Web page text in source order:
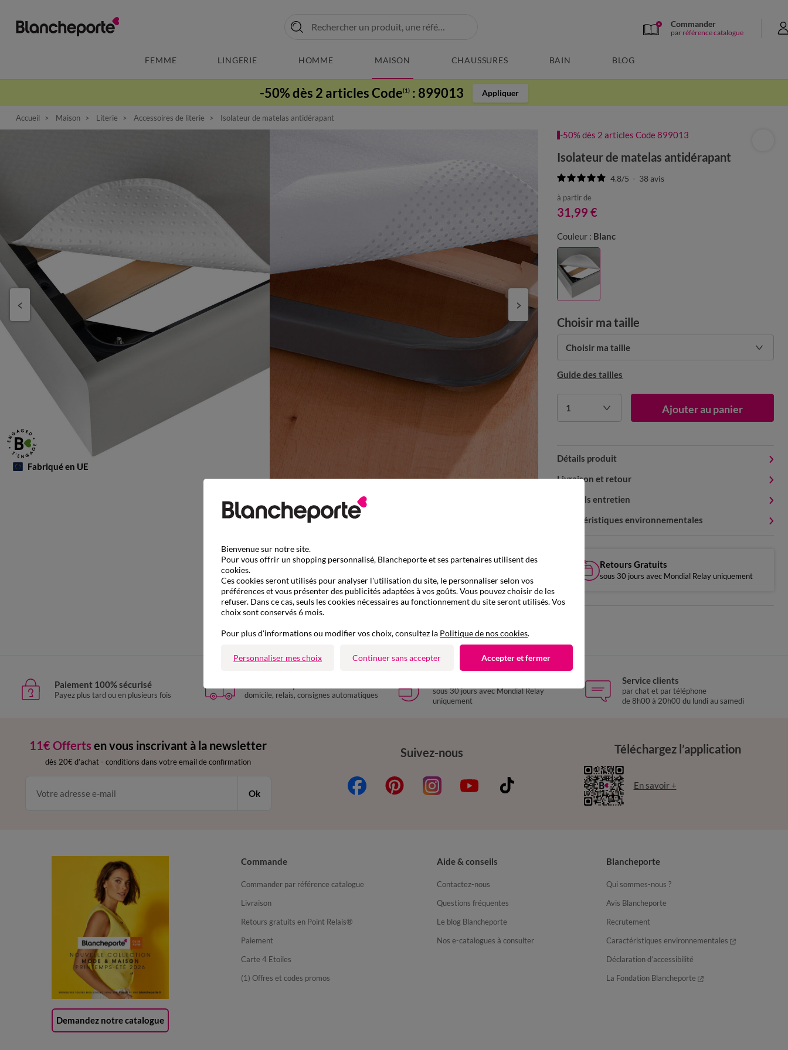
Commander
par référence catalogue
FEMME LINGERIE HOMME MAISON CHAUSSURES BAIN BLOG
-50% dès 2 articles Code(1) : 899013 Appliquer
Accueil Maison Literie Accessoires de literie Isolateur de matelas antidérapant
Fabriqué en UE
-50% dès 2 articles Code 899013
Isolateur de matelas antidérapant
4.8/5 - 38avis
à partir de
31,99 €
Couleur : Blanc
Choisir ma taille
Choisir ma taille
Guide des tailles
1 Ajouter au panier
Détails produit
Livraison et retour
Conseils entretien
Caractéristiques environnementales
Retours Gratuits
sous 30 jours avec Mondial Relay uniquement
Paiement 100% sécurisé
Payez plus tard ou en plusieurs fois domicile, relais, consignes automatiques
sous 30 jours avec Mondial Relay
uniquement
Service clients
par chat et par téléphone
de 8h00 à 20h00 du lundi au samedi
11€ Offerts en vous inscrivant à la newsletter
dès 20€ d’achat - conditions dans votre email de confirmation
Ok
Suivez-nous Téléchargez l’application
En savoir +
Demandez notre catalogue
Commande
Commander par référence catalogue
Livraison
Retours gratuits en Point Relais®
Paiement
Carte 4 Etoiles
(1) Offres et codes promos
Aide & conseils
Contactez-nous
Questions fréquentes
Le blog Blancheporte
Nos e-catalogues à consulter
Blancheporte
Qui sommes-nous ?
Avis Blancheporte
Recrutement
Caractéristiques environnementales
Déclaration d’accessibilité
La Fondation Blancheporte
Bienvenue sur notre site.
Pour vous offrir un shopping personnalisé, Blancheporte et ses partenaires utilisent des
cookies.
Ces cookies seront utilisés pour analyser l'utilisation du site, le personnaliser selon vos
préférences et vous présenter des publicités adaptées à vos goûts. Vous pouvez choisir de les
refuser. Dans ce cas, seuls les cookies nécessaires au fonctionnement du site seront utilisés. Vos
choix sont conservés 6 mois.
Pour plus d'informations ou modifier vos choix, consultez la Politique de nos cookies.
Personnaliser mes choix Continuer sans accepter Accepter et fermer